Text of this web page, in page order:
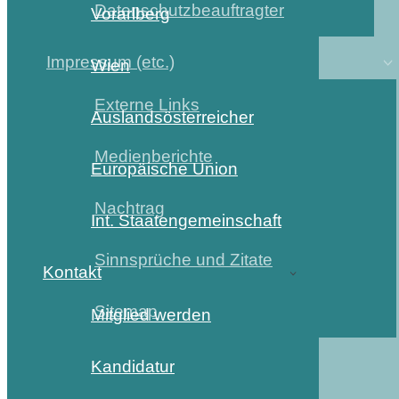
Datenschutzbeauftragter
Impressum (etc.)
Externe Links
Medienberichte
Nachtrag
Sinnsprüche und Zitate
Sitemap
Vorarlberg
Wien
Auslandsösterreicher
Europäische Union
Int. Staatengemeinschaft
Kontakt
Mitglied werden
Kandidatur